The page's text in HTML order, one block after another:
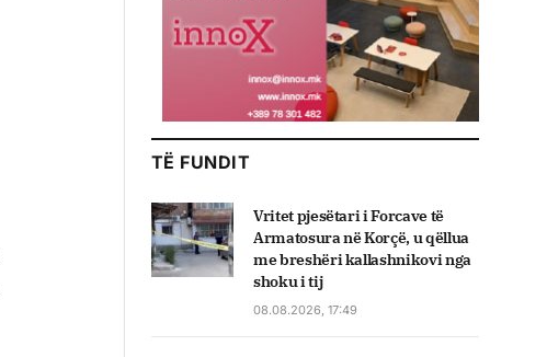
TË FUNDIT
Vritet pjesëtari i Forcave të
Armatosura në Korçë, u qëllua
me breshëri kallashnikovi nga
shoku i tij
08.08.2026, 17:49